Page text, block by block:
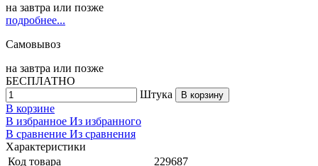
на завтра или позже
подробнее...
Самовывоз
на завтра или позже
БЕСПЛАТНО
Штука
В корзину
В корзине
В избранное Из избранного
В сравнение Из сравнения
Характеристики
Код товара
229687